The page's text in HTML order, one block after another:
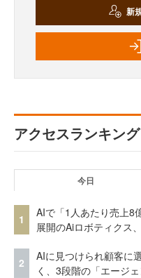
新
アクセスランキング
今日
1
AIで「1人あたり売上8
展開のAiロボティクス
2
AIに見つけられ顧客に
く、3段階の「エージ